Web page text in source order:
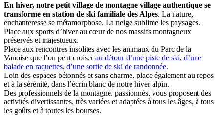
En hiver, notre petit village de montagne village authentique se
transforme en station de ski familiale des Alpes. La nature,
enchanteresse se métamorphose. La neige sublime les paysages.
Place aux sports d’hiver au cœur de nos massifs montagneux
préservés et majestueux.
Place aux rencontres insolites avec les animaux du Parc de la
Vanoise que l’on peut croiserau détour d’une piste de ski, d’une
balade en raquettes, d’une sortie de ski de randonnée.
Loin des espaces bétonnés et sans charme, place également au repos
et à la sérénité, dans l’écrin blanc de notre hiver alpin.
Des professionnels de la montagne, passionnés, vous proposent des
activités divertissantes, très variées et adaptées à tous les âges, à tous
les goûts et à toutes les bourses.